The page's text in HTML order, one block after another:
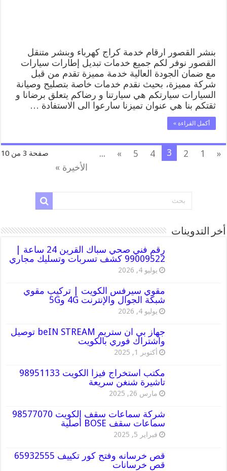
بنشر القصور ارقام خدمة كراج كهرباء وبنشر متنقل
القصور نوفر لكم جميع خدمات تبديل إطارات سيارات
مع ضمان الجودة العالية خدمة مميزة تقدم من قبل
شركة مميزة، بحيث نقدم خدمات خاصة بتصليح وصيانة
السيارات سيارتكم هي سيارتنا و رضاكم يتعلق برضانا و
ثقتكم بنا هي عنوان تميزنا سارعوا الى الاستفادة …
أكمل القراءة »
صفحة 3 من 10 «
1
2
3
4
5
»
...
الأخيرة »
أخر التدوينات
رقم فني صحي سباك القرين 24 ساعة |
99009522 كشف تسربات وتسليك مجاري
يوليو 4, 2026
مقوي سيرفس الكويت | تركيب مقوي
شبكة الجوال والإنترنت 4G و5G
يوليو 4, 2026
جهاز بي ان ستريم beIN STREAM توصيل
واشتراك فوري بالكويت
أكتوبر 1, 2025
مكتب استخراج فيزا الكويت 98951133
تاشيرة شنغن سريعة
مارس 26, 2025
شركة سماعات سقف الكويت 98577070
سماعات سقف BOSE أصلية
فبراير 5, 2025
قص خرسانه وفتح كور تكييف 65932555
قص خرسانات